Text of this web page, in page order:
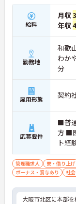
給料
月収
年収
勤務地
和歌
わか
分
雇用形態 契約
応募要件
■普
方 ■
ト経
管理職求人 寮・借り上げ
ボーナス・賞与あり
社
大阪市北区に本部